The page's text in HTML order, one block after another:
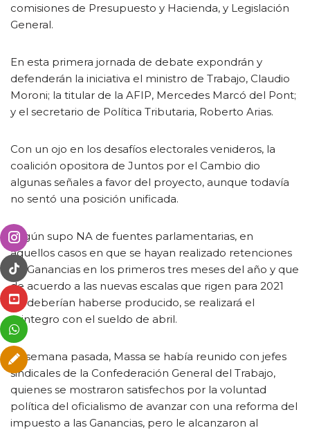
comisiones de Presupuesto y Hacienda, y Legislación
General.
En esta primera jornada de debate expondrán y
defenderán la iniciativa el ministro de Trabajo, Claudio
Moroni; la titular de la AFIP, Mercedes Marcó del Pont;
y el secretario de Política Tributaria, Roberto Arias.
Con un ojo en los desafíos electorales venideros, la
coalición opositora de Juntos por el Cambio dio
algunas señales a favor del proyecto, aunque todavía
no sentó una posición unificada.
Según supo NA de fuentes parlamentarias, en
aquellos casos en que se hayan realizado retenciones
de Ganancias en los primeros tres meses del año y que
de acuerdo a las nuevas escalas que rigen para 2021
no deberían haberse producido, se realizará el
reintegro con el sueldo de abril.
La semana pasada, Massa se había reunido con jefes
sindicales de la Confederación General del Trabajo,
quienes se mostraron satisfechos por la voluntad
política del oficialismo de avanzar con una reforma del
impuesto a las Ganancias, pero le alcanzaron al